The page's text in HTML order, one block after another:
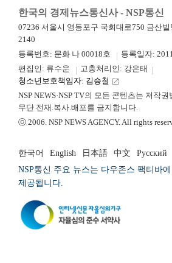
한국의 경제뉴스통신사 - NSP통신
07236 서울시 영등포구 국회대로750 금산빌
2140
등록번호: 문화 나 00018호
등록일자:
편집인: 류수운
고충처리인: 강은태
청소년보호책임자: 김승철 launch
NSP NEWS·NSP TV의 모든 콘텐츠는 저작
무단 전재.복사.배포를 금지합니다.
ⓒ 2006. NSP NEWS AGENCY. All rights
한국어 English 日本語 中文
Русский
NSP통신 주요 뉴스는 다우존스 팩티바
제공됩니다.